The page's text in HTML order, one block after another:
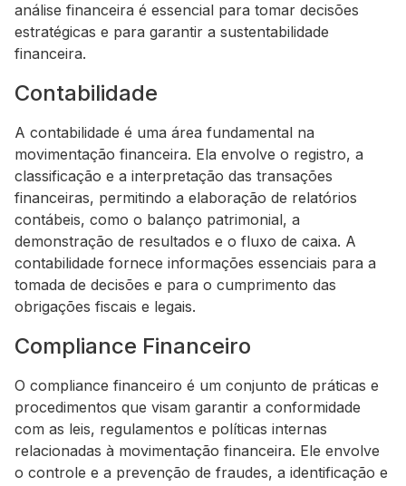
análise financeira é essencial para tomar decisões
estratégicas e para garantir a sustentabilidade
financeira.
Contabilidade
A contabilidade é uma área fundamental na
movimentação financeira. Ela envolve o registro, a
classificação e a interpretação das transações
financeiras, permitindo a elaboração de relatórios
contábeis, como o balanço patrimonial, a
demonstração de resultados e o fluxo de caixa. A
contabilidade fornece informações essenciais para a
tomada de decisões e para o cumprimento das
obrigações fiscais e legais.
Compliance Financeiro
O compliance financeiro é um conjunto de práticas e
procedimentos que visam garantir a conformidade
com as leis, regulamentos e políticas internas
relacionadas à movimentação financeira. Ele envolve
o controle e a prevenção de fraudes, a identificação e